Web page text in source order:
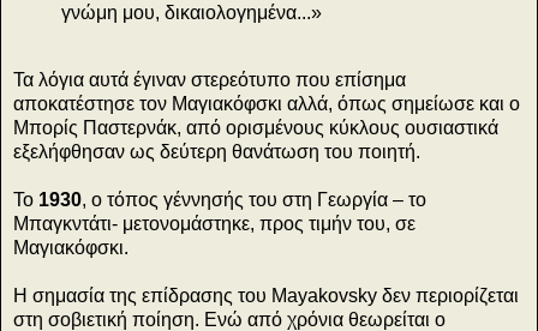
γνώμη μου, δικαιολογημένα...»
Τα λόγια αυτά έγιναν στερεότυπο που επίσημα
αποκατέστησε τον Μαγιακόφσκι αλλά, όπως σημείωσε και ο
Μπορίς Παστερνάκ, από ορισμένους κύκλους ουσιαστικά
εξελήφθησαν ως δεύτερη θανάτωση του ποιητή.
Το 1930, ο τόπος γέννησής του στη Γεωργία – το
Μπαγκντάτι- μετονομάστηκε, προς τιμήν του, σε
Μαγιακόφσκι.
Η σημασία της επίδρασης του Mayakovsky δεν περιορίζεται
στη σοβιετική ποίηση. Ενώ από χρόνια θεωρείται ο